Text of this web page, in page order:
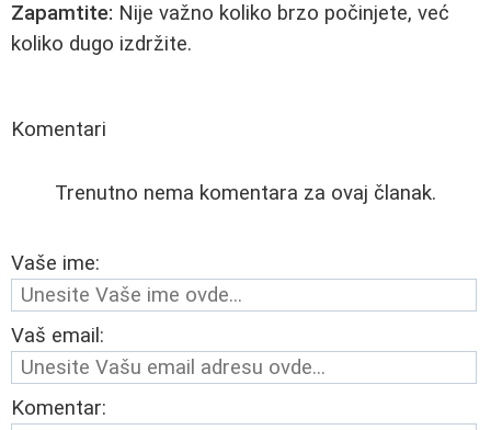
Zapamtite: Nije važno koliko brzo počinjete, već
koliko dugo izdržite.
Komentari
Trenutno nema komentara za ovaj članak.
Vaše ime:
Vaš email:
Komentar: